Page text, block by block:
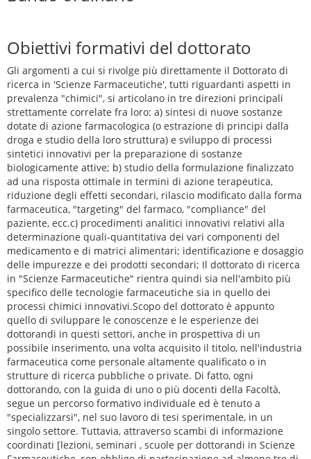
Obiettivi formativi del dottorato
Gli argomenti a cui si rivolge più direttamente il Dottorato di
ricerca in 'Scienze Farmaceutiche', tutti riguardanti aspetti in
prevalenza "chimici", si articolano in tre direzioni principali
strettamente correlate fra loro: a) sintesi di nuove sostanze
dotate di azione farmacologica (o estrazione di principi dalla
droga e studio della loro struttura) e sviluppo di processi
sintetici innovativi per la preparazione di sostanze
biologicamente attive; b) studio della formulazione finalizzato
ad una risposta ottimale in termini di azione terapeutica,
riduzione degli effetti secondari, rilascio modificato dalla forma
farmaceutica, "targeting" del farmaco, "compliance" del
paziente, ecc.c) procedimenti analitici innovativi relativi alla
determinazione quali-quantitativa dei vari componenti del
medicamento e di matrici alimentari; identificazione e dosaggio
delle impurezze e dei prodotti secondari; Il dottorato di ricerca
in "Scienze Farmaceutiche" rientra quindi sia nell'ambito più
specifico delle tecnologie farmaceutiche sia in quello dei
processi chimici innovativi.Scopo del dottorato è appunto
quello di sviluppare le conoscenze e le esperienze dei
dottorandi in questi settori, anche in prospettiva di un
possibile inserimento, una volta acquisito il titolo, nell'industria
farmaceutica come personale altamente qualificato o in
strutture di ricerca pubbliche o private. Di fatto, ogni
dottorando, con la guida di uno o più docenti della Facoltà,
segue un percorso formativo individuale ed è tenuto a
"specializzarsi", nel suo lavoro di tesi sperimentale, in un
singolo settore. Tuttavia, attraverso scambi di informazione
coordinati [lezioni, seminari , scuole per dottorandi in Scienze